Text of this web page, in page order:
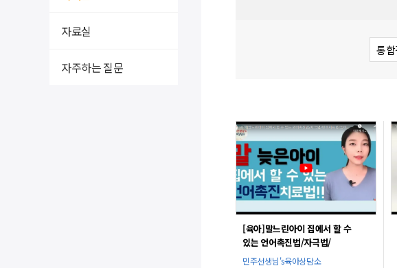
자료실
자주하는 질문
[육아]말느린아이 집에서 할 수
있는 언어촉진법/자극법/
언어치료법/놀이법/
민주선생님's육아상담소